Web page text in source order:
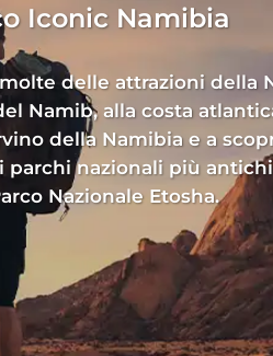
Iconic Namibia
delle attrazioni della
Namib, alla costa
della Namibia e a
parchi nazionali più
Nazionale Etosha.